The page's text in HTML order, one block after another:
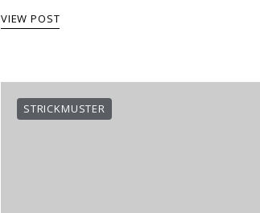
VIEW POST
STRICKMUSTER